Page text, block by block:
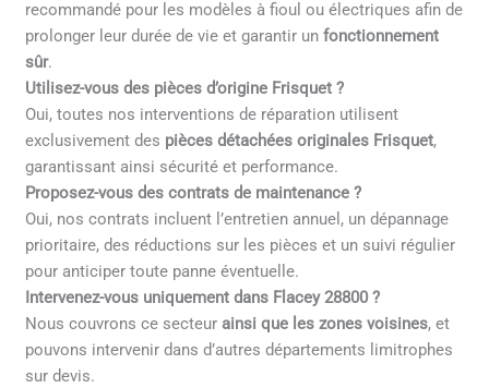
recommandé pour les modèles à fioul ou électriques afin de
prolonger leur durée de vie et garantir unfonctionnement
sûr.
Utilisez-vous des pièces d’origine Frisquet ?
Oui, toutes nos interventions de réparation utilisent
exclusivement des pièces détachées originales Frisquet,
garantissant ainsi sécurité et performance.
Proposez-vous des contrats de maintenance ?
Oui, nos contrats incluent l’entretien annuel, un dépannage
prioritaire, des réductions sur les pièces et un suivi régulier
pour anticiper toute panne éventuelle.
Intervenez-vous uniquement dans Flacey 28800 ?
Nous couvrons ce secteur ainsi que les zones voisines, et
pouvons intervenir dans d’autres départements limitrophes
sur devis.